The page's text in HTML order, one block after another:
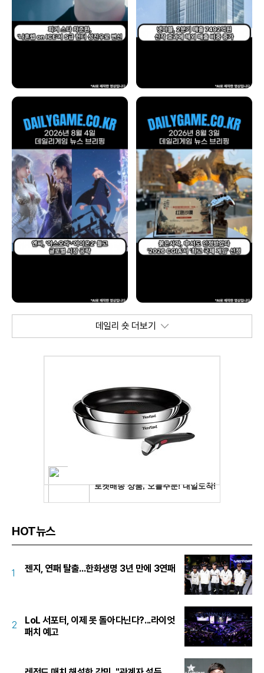
데일리 숏 더보기
HOT뉴스
1 젠지, 연패 탈출...한화생명 3년 만에 3연패
2
LoL 서포터, 이제 못 돌아다닌다?...라이엇
패치 예고